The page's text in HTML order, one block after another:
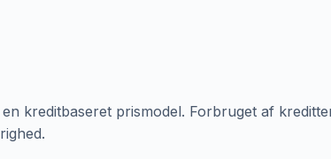
kreditbaseret prismodel. Forbruget af